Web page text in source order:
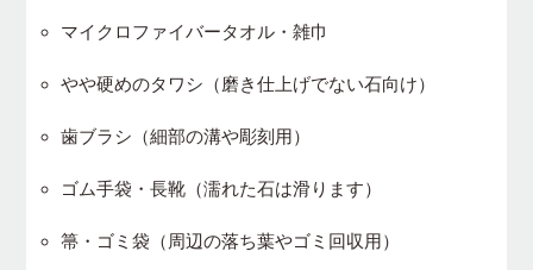
マイクロファイバータオル・雑巾
やや硬めのタワシ（磨き仕上げでない石向け）
歯ブラシ（細部の溝や彫刻用）
ゴム手袋・長靴（濡れた石は滑ります）
箒・ゴミ袋（周辺の落ち葉やゴミ回収用）